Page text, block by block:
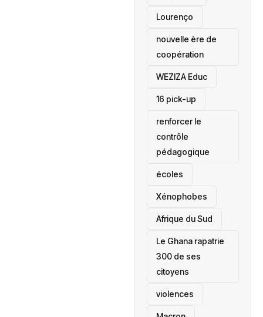
Lourenço
nouvelle ère de
coopération
‎WEZIZA Educ
16 pick-up
renforcer le
contrôle
pédagogique
écoles
‎Xénophobes
Afrique du Sud
Le Ghana rapatrie
300 de ses
citoyens
violences